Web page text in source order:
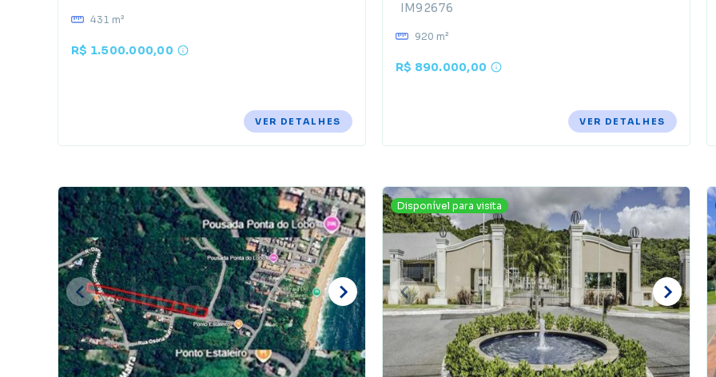
431 m²
R$ 1.500.000,00
VER DETALHES
IM92676
920 m²
R$ 890.000,00
VER DETALHES
Disponível para visita